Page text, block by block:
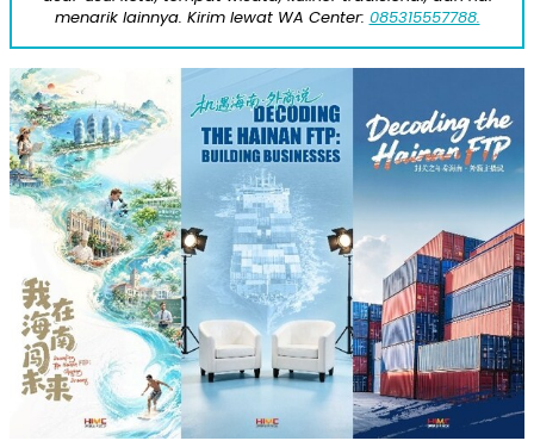
menarik lainnya. Kirim lewat WA Center: 085315557788.